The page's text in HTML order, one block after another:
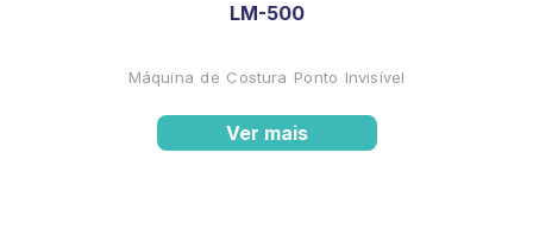
LM-500
Máquina de Costura Ponto Invisível
Ver mais